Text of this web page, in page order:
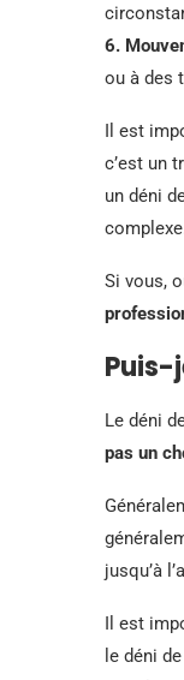
6.
ou à des
Il est
c’est un
un déni
Si vous,
Puis-
Le déni
pas un
jusqu’à
Il est
le déni